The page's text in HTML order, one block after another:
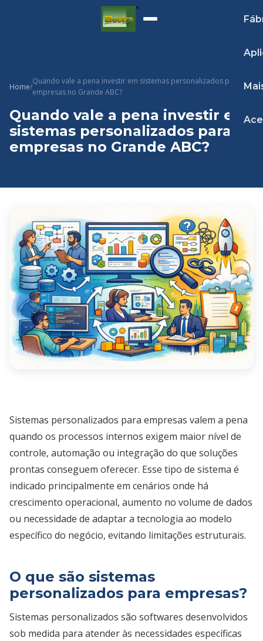
Home/
Quando vale a pena investir em sistemas personalizados para
empresas no Grande ABC?
Quando vale a pena investir em
sistemas personalizados para
empresas no Grande ABC?
Sistemas personalizados para empresas valem a pena
quando os processos internos exigem maior nível de
controle, automação ou integração do que soluções
prontas conseguem oferecer. Esse tipo de sistema é
indicado principalmente em cenários onde há
crescimento operacional, aumento no volume de dados
ou necessidade de adaptar a tecnologia ao modelo
específico do negócio, evitando limitações estruturais.
O que são sistemas
personalizados para empresas?
Sistemas personalizados são softwares desenvolvidos
sob medida para atender às necessidades específicas